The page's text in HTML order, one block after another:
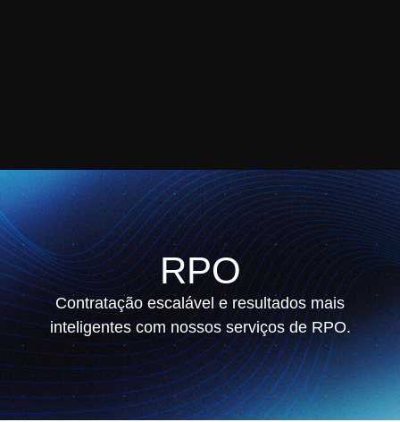
RPO
Contratação escalável e resultados mais
inteligentes com nossos serviços de RPO.